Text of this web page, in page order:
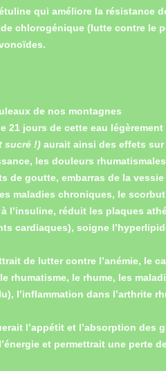
qui améliore la résistance
chlorogénique (lutte contre le
de nos montagnes
21 jours de cette eau
sucré !) aurait ainsi des effets sur
les douleurs
de goutte, embarras de la
maladies chroniques, le
l’insuline, réduit les plaques
cardiaques), soigne
de lutter contre l’anémie, le
rhumatisme, le rhume, les
l’inflammation dans l’arthrite
l’appétit et l’absorption
et permettrait une perte